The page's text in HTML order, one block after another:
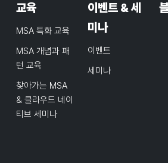
교육
MSA 특화 교육
MSA 개념과 패
턴 교육
찾아가는 MSA
& 클라우드 네이
티브 세미나
이벤트 & 세
미나
이벤트
세미나